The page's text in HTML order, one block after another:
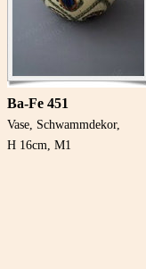
Ba-Fe 451
Vase, Schwammdekor,
H 16cm, M1